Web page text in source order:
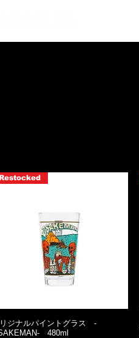
Restocked
ジナルパイントグラス -
480ml